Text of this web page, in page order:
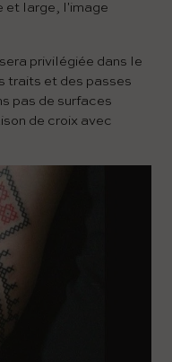
et large, l'image
privilégiée dans le
traits et des passes
pas de surfaces
de croix avec